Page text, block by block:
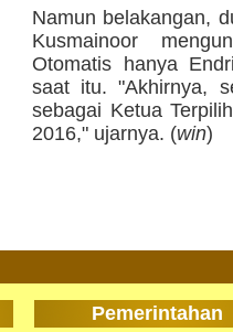
Namun belakangan,
Kusmainoor
Otomatis hanya
saat itu. "Akhirnya,
sebagai Ketua
2016," ujarnya. (win)
Pemerintahan